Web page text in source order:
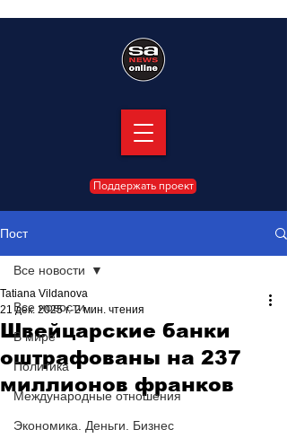
Поддержать проект
Пост
Все новости
В мире
Политика
Международные отношения
Экономика. Деньги. Бизнес
Все новости
Швейцарские банки
оштрафованы на 237
миллионов франков
Tatiana Vildanova
21 дек. 2025 г. 2 мин. чтения